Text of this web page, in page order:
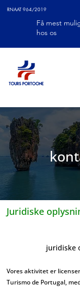
RNAAT 964/2019
Få mest
hos os
Juridiske
juridiske
Vores aktivitet er
Turismo de Portugal,